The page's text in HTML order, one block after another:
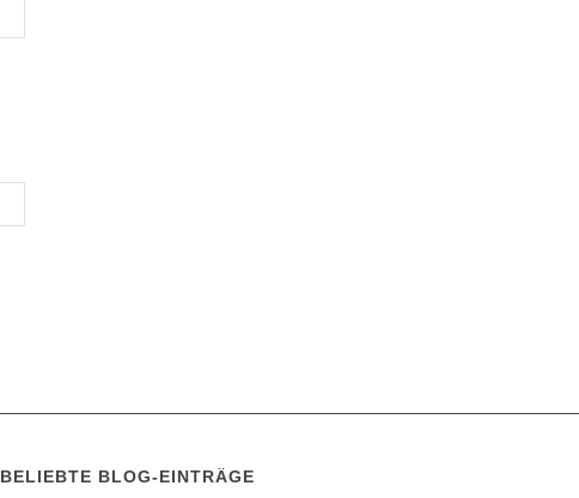
BELIEBTE BLOG-EINTRÄGE